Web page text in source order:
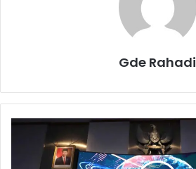
Gde Rahadi